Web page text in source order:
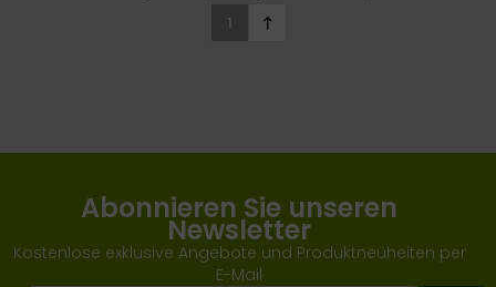
1
Abonnieren Sie unseren
Newsletter
Kostenlose exklusive Angebote und Produktneuheiten per
E-Mail